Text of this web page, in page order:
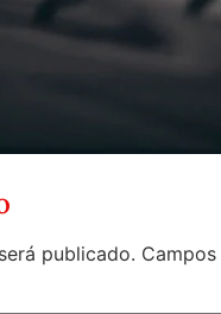
publicado.